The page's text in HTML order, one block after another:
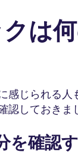
は
感じられる人
しておきま
を確認